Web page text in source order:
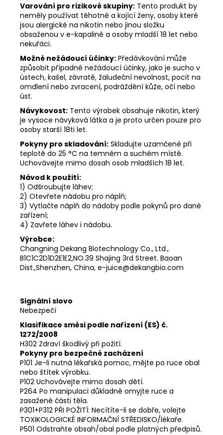
Varování pro rizikové skupiny: Tento produkt by
neměly používat těhotné a kojící ženy, osoby které
jsou alergické na nikotin nebo jinou složku
obsaženou v e-kapalině a osoby mladší 18 let nebo
nekuřáci.
Možné nežádoucí účinky: Předávkování může
způsobit případné nežádoucí účinky, jako je sucho v
ústech, kašel, závratě, žaludeční nevolnost, pocit na
omdlení nebo zvracení, podráždění kůže, očí nebo
úst.
Návykovost: Tento výrobek obsahuje nikotin, který
je vysoce návyková látka a je proto určen pouze pro
osoby starší 18ti let.
Pokyny pro skladování: Skladujte uzamčené při
teplotě do 25 °C na temném a suchém místě.
Uchovávejte mimo dosah osob mladších 18 let.
Návod k použití:
1) Odšroubujte láhev;
2) Otevřete nádobu pro náplň;
3) Vytlačte náplň do nádoby podle pokynů pro dané
zařízení;
4) Zavřete láhev i nádobu.
Výrobce:
Changning Dekang Biotechnology Co., Ltd.,
B1C1C2D1D2E1E2,NO.39 Shajing 3rd Street. Baoan
Dist.,Shenzhen, China, e-juice@dekangbio.com
Signální slovo
Nebezpečí
Klasifikace směsi podle nařízení (ES) č.
1272/2008
H302 Zdraví škodlivý při požití.
Pokyny pro bezpečné zacházení
P101 Je-li nutná lékařská pomoc, mějte po ruce obal
nebo štítek výrobku.
P102 Uchovávejte mimo dosah dětí.
P264 Po manipulaci důkladně omyjte ruce a
zasažené části těla.
P301+P312 PŘI POŽITÍ: Necítíte-li se dobře, volejte
TOXIKOLOGICKÉ INFORMAČNÍ STŘEDISKO/lékaře.
P501 Odstraňte obsah/obal podle platných předpisů.